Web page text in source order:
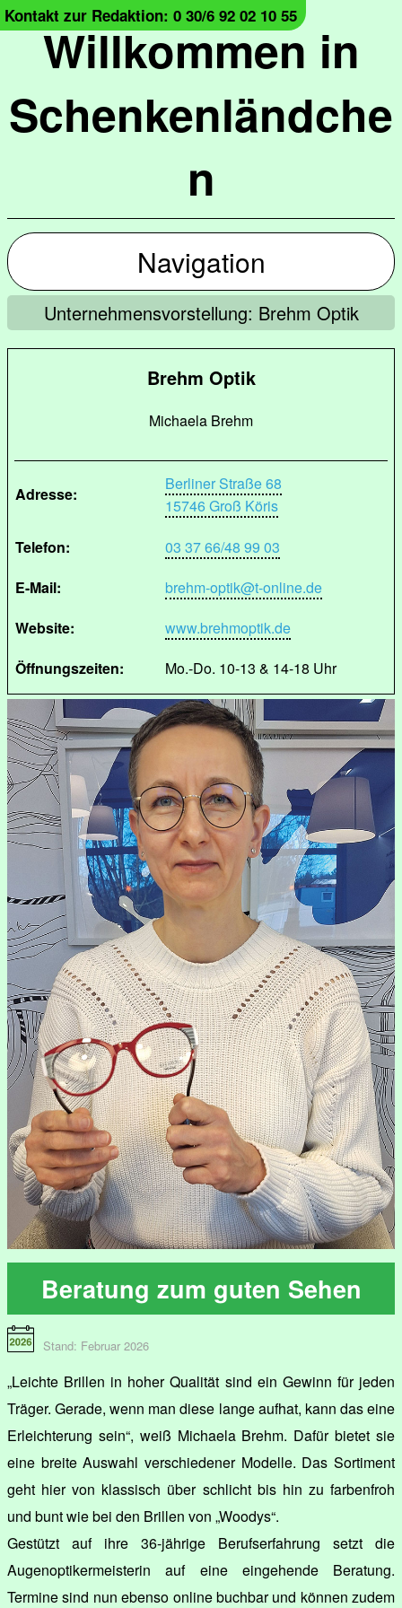
Willkommen in
Schenkenländche
n
Kontakt zur Redaktion: 0 30/6 92 02 10 55
Navigation
Unternehmensvorstellung: Brehm Optik
Brehm Optik
Michaela Brehm
Adresse:
Berliner Straße 68
15746 Groß Köris
Telefon:
03 37 66/48 99 03
E-Mail:
brehm-optik@t-online.de
Website:
www.brehmoptik.de
Öffnungszeiten:
Mo.-Do. 10-13 & 14-18 Uhr
Beratung zum guten Sehen
Stand: Februar 2026
„Leichte Brillen in hoher Qualität sind ein Gewinn für jeden
Träger. Gerade, wenn man diese lange aufhat, kann das eine
Erleichterung sein“, weiß Michaela Brehm. Dafür bietet sie
eine breite Auswahl verschiedener Modelle. Das Sortiment
geht hier von klassisch über schlicht bis hin zu farbenfroh
und bunt wie bei den Brillen von „Woodys“.
Gestützt auf ihre 36-jährige Berufserfahrung setzt die
Augenoptikermeisterin auf eine eingehende Beratung.
Termine sind nun ebenso online buchbar und können zudem